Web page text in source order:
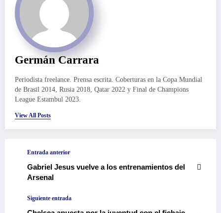
Germán Carrara
Periodista freelance. Prensa escrita. Coberturas en la Copa Mundial
de Brasil 2014, Rusia 2018, Qatar 2022 y Final de Champions
League Estambul 2023.
View All Posts
Entrada anterior
Gabriel Jesus vuelve a los entrenamientos del
Arsenal
Siguiente entrada